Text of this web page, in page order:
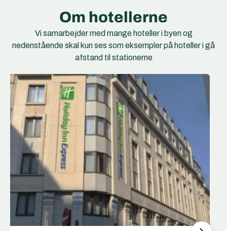
Om hotellerne
Vi samarbejder med mange hoteller i byen og
nedenstående skal kun ses som eksempler på hoteller i gå
afstand til stationerne